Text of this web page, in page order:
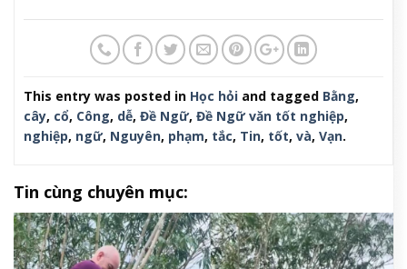
This entry was posted in Học hỏi and tagged Bằng,
cây, cổ, Công, dễ, Đề Ngữ, Đề Ngữ văn tốt nghiệp,
nghiệp, ngữ, Nguyên, phạm, tắc, Tin, tốt, và, Vạn.
Tin cùng chuyên mục: